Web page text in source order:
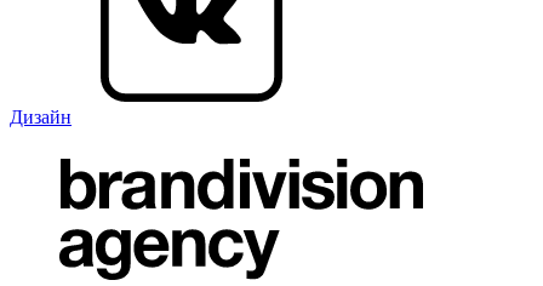
Дизайн